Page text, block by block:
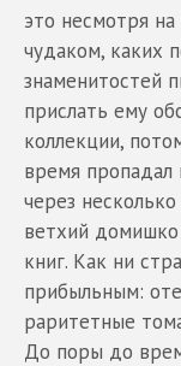
это несмотря
чудаком, каких
знаменитостей
прислать ему
коллекции,
время пропадал
через
ветхий
книг. Как ни
прибыльным:
раритетные
До поры до